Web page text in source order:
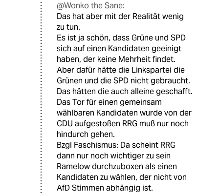
@Wonko the Sane:
Das hat aber mit der Realität wenig
zu tun.
Es ist ja schön, dass Grüne und SPD
sich auf einen Kandidaten geeinigt
haben, der keine Mehrheit findet.
Aber dafür hätte die Linkspartei die
Grünen und die SPD nicht gebraucht.
Das hätten die auch alleine geschafft.
Das Tor für einen gemeinsam
wählbaren Kandidaten wurde von der
CDU aufgestoßen RRG muß nur noch
hindurch gehen.
Bzgl Faschismus: Da scheint RRG
dann nur noch wichtiger zu sein
Ramelow durchzuboxen als einen
Kandidaten zu wählen, der nicht von
AfD Stimmen abhängig ist.